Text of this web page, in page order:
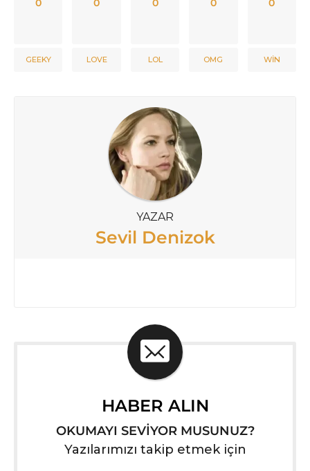
0
GEEKY
0
LOVE
0
LOL
0
OMG
0
WIN
YAZAR
Sevil Denizok
HABER ALIN
OKUMAYI SEVİYOR MUSUNUZ?
Yazılarımızı takip etmek için